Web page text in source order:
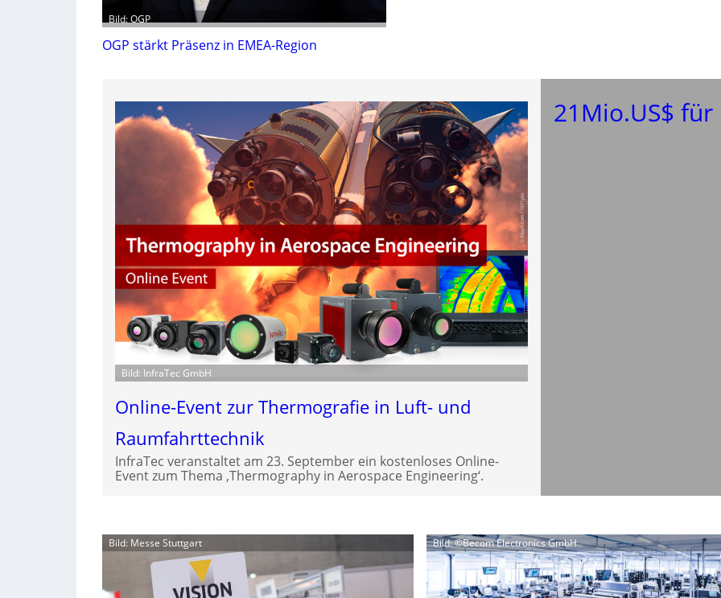
Bild: OGP
OGP stärkt Präsenz in EMEA-Region
Bild: InfraTec GmbH
Online-Event zur Thermografie in Luft- und
Raumfahrttechnik
InfraTec veranstaltet am 23. September ein kostenloses Online-
Event zum Thema ‚Thermography in Aerospace Engineering‘.
21Mio.US$ für
Bild: Messe Stuttgart Bild: ©Becom Electronics GmbH